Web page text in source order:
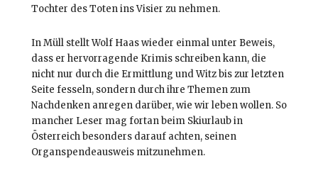
Tochter des Toten ins Visier zu nehmen.
In Müll stellt Wolf Haas wieder einmal unter Beweis,
dass er hervorragende Krimis schreiben kann, die
nicht nur durch die Ermittlung und Witz bis zur letzten
Seite fesseln, sondern durch ihre Themen zum
Nachdenken anregen darüber, wie wir leben wollen. So
mancher Leser mag fortan beim Skiurlaub in
Österreich besonders darauf achten, seinen
Organspendeausweis mitzunehmen.